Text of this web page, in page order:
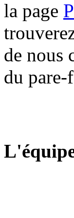
la page
de nous
du pare-